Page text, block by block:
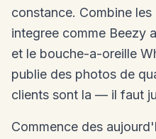
constance. Combine
integree comme Beezy
et le bouche-a-oreille
publie des photos de
clients sont la — il faut
Commence des